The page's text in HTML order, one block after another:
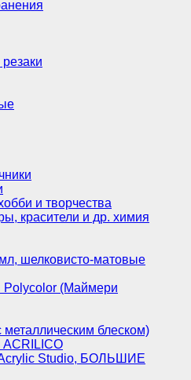
и творчества
красители и др. химия
шелковисто-матовые
Polycolor (Маймери
блеском)
ACRILICO
Acrylic Studio, БОЛЬШИЕ